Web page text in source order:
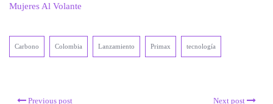
Mujeres Al Volante
Carbono Colombia Lanzamiento Primax tecnología
Previous post Next post